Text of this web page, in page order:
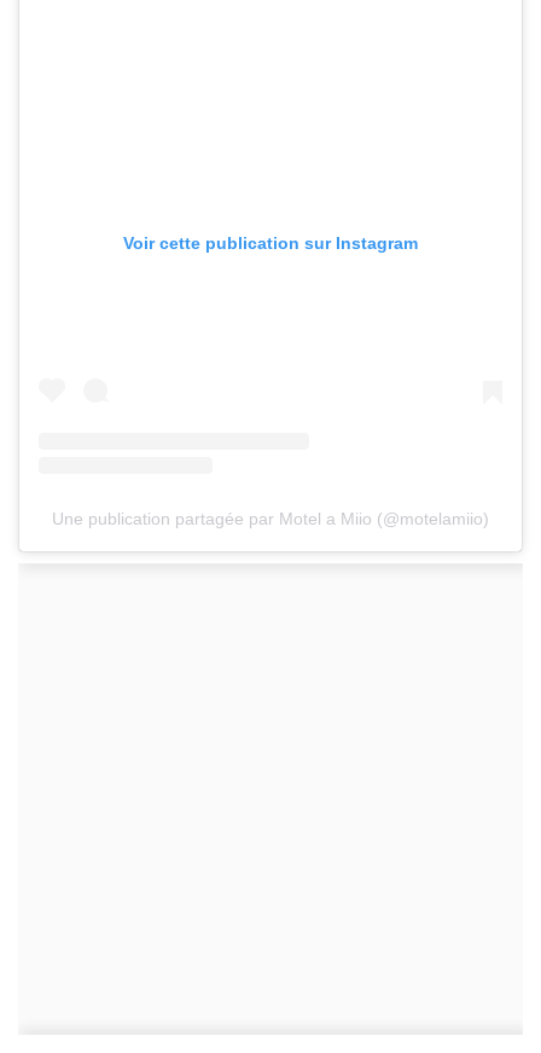
Voir cette publication sur Instagram
Une publication partagée par Motel a Miio (@motelamiio)